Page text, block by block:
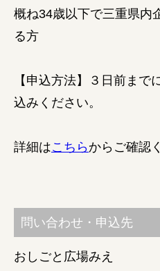
概ね34歳以下で三重県内
る方
【申込方法】３日前まで
込みください。
詳細はこちらからご確認
問い合わせ・申込先
おしごと広場みえ